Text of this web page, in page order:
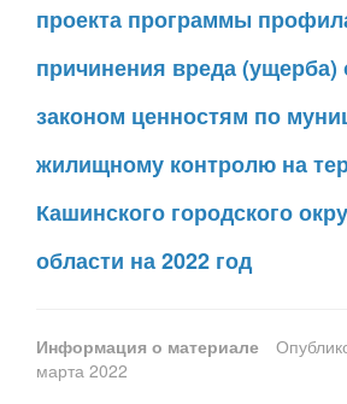
проекта программы
причинения вреда
законом ценностям по
жилищному контролю на
Кашинского городского
области на 2022 год
Информация о материале
марта 2022